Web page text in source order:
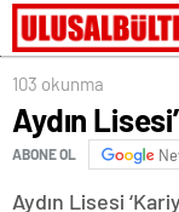
103 okunma
Aydın
ABONE OL
Aydın Lisesi